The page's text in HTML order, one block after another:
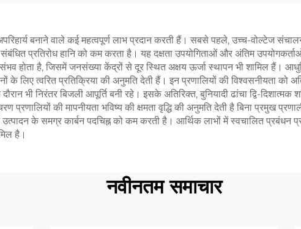
बनाने वाले कई महत्वपूर्ण लाभ प्रदान करती हैं। सबसे पहले, उच्च-वोल्टेज
संबंधित प्रतिरोध हानि को कम करता है। यह दक्षता उपयोगिताओं और अंतिम
होता है, जिसमें जनसंख्या केंद्रों से दूर स्थित अक्षय ऊर्जा स्थापन भी शामिल हैं।
के लिए त्वरित प्रतिक्रिया की अनुमति देती हैं। इन प्रणालियों की विश्वसनीयता को
भी निरंतर बिजली आपूर्ति बनी रहे। इसके अतिरिक्त, बुनियादी ढांचा द्वि-
की मापनीयता भविष्य की क्षमता वृद्धि की अनुमति देती है बिना प्रमुख
उत्पादन के समग्र कार्बन पदचिह्न को कम करती है। आर्थिक लाभों में स्वचालित
है।
नवीनतम समाचार